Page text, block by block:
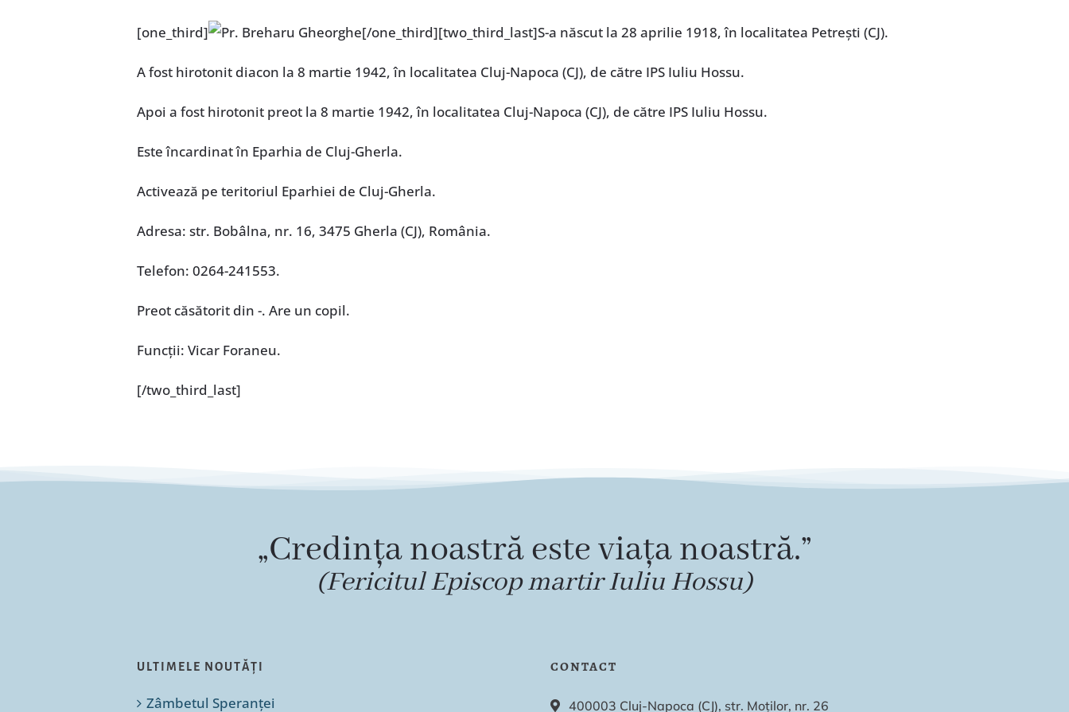
[one_third] [/one_third][two_third_last]S-a născut la 28 aprilie 1918, în localitatea Petreşti (CJ).
A fost hirotonit diacon la 8 martie 1942, în localitatea Cluj-Napoca (CJ), de către IPS Iuliu Hossu.
Apoi a fost hirotonit preot la 8 martie 1942, în localitatea Cluj-Napoca (CJ), de către IPS Iuliu Hossu.
Este încardinat în Eparhia de Cluj-Gherla.
Activează pe teritoriul Eparhiei de Cluj-Gherla.
Adresa: str. Bobâlna, nr. 16, 3475 Gherla (CJ), România.
Telefon: 0264-241553.
Preot căsătorit din -. Are un copil.
Funcţii: Vicar Foraneu.
[/two_third_last]
„Credința noastră este viața noastră.”
(Fericitul Episcop martir Iuliu Hossu)
ULTIMELE NOUTĂȚI
Zâmbetul Speranței
CONTACT
400003 Cluj-Napoca (CJ), str. Moților, nr. 26